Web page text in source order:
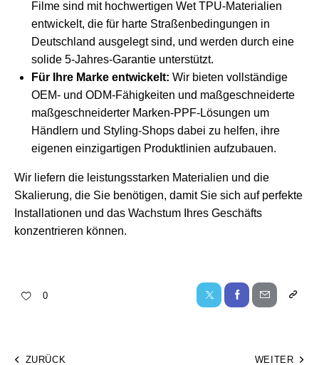
Filme sind mit hochwertigen Wet TPU-Materialien
entwickelt, die für harte Straßenbedingungen in
Deutschland ausgelegt sind, und werden durch eine
solide 5-Jahres-Garantie unterstützt.
Für Ihre Marke entwickelt: Wir bieten vollständige
OEM- und ODM-Fähigkeiten und maßgeschneiderte
maßgeschneiderter Marken-PPF-Lösungen um
Händlern und Styling-Shops dabei zu helfen, ihre
eigenen einzigartigen Produktlinien aufzubauen.
Wir liefern die leistungsstarken Materialien und die
Skalierung, die Sie benötigen, damit Sie sich auf perfekte
Installationen und das Wachstum Ihres Geschäfts
konzentrieren können.
0
ZURÜCK WEITER